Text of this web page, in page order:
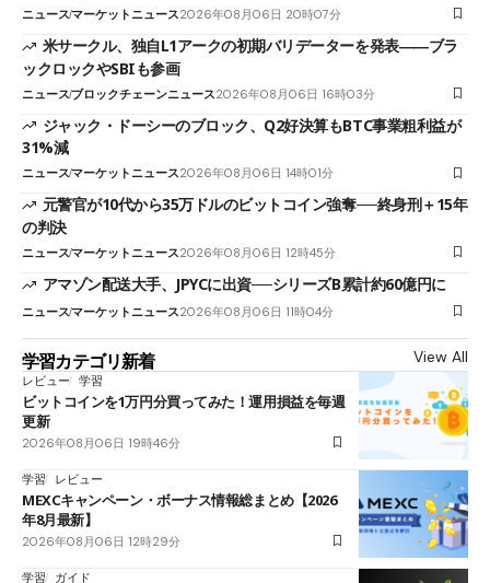
ニュースマーケットニュース2026年08月06日 20時07分
米サークル、独自L1アークの初期バリデーターを発表――ブラ
ックロックやSBIも参画
ニュースブロックチェーンニュース2026年08月06日 16時03分
ジャック・ドーシーのブロック、Q2好決算もBTC事業粗利益が
31%減
ニュースマーケットニュース2026年08月06日 14時01分
元警官が10代から35万ドルのビットコイン強奪──終身刑＋15年
の判決
ニュースマーケットニュース2026年08月06日 12時45分
アマゾン配送大手、JPYCに出資──シリーズB累計約60億円に
ニュースマーケットニュース2026年08月06日 11時04分
学習カテゴリ新着 View All
レビュー 学習
ビットコインを1万円分買ってみた！運用損益を毎週
更新
2026年08月06日 19時46分
学習 レビュー
MEXCキャンペーン・ボーナス情報総まとめ【2026
年8月最新】
2026年08月06日 12時29分
学習 ガイド